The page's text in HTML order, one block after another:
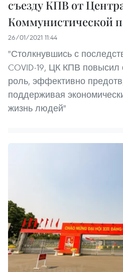
съезду КПВ от
Коммунистической
26/01/2021 11:44
"Столкнувшись с
COVID-19, ЦК КПВ
роль, эффективно
поддерживая
жизнь людей"